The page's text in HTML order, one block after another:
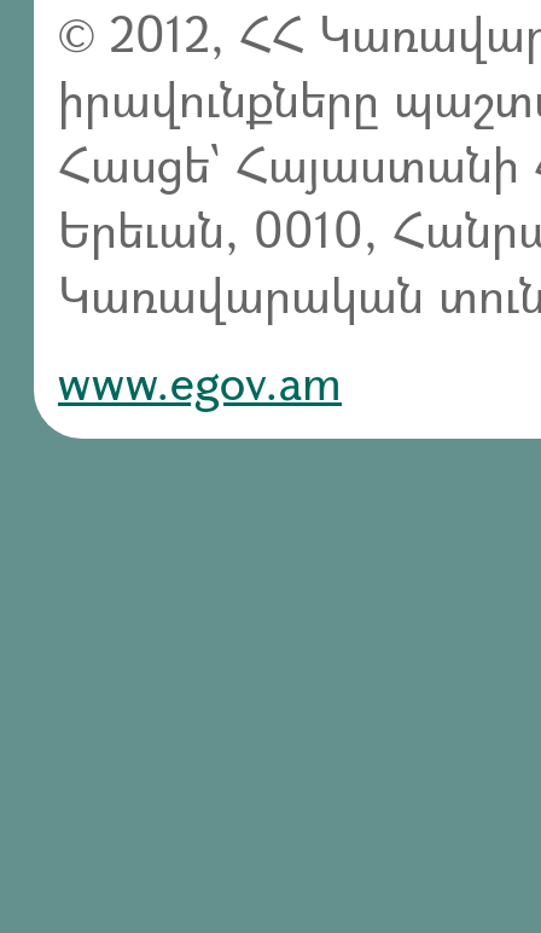
© 2012, ՀՀ
իրավունքները
Հասցե` Հայաստանի
Երեւան, 0010,
Կառավարական
www.egov.am